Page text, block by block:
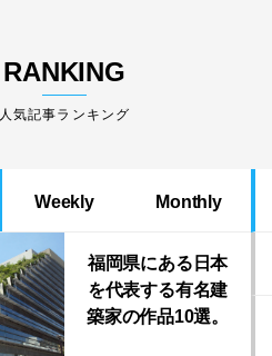
RANKING
人気記事ランキング
Weekly Monthly
福岡県にある日本
を代表する有名建
築家の作品10選。